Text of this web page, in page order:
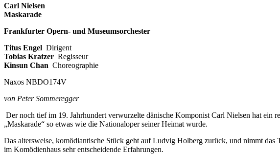
Carl Nielsen
Maskarade
Frankfurter Opern- und Museumsorchester
Titus Engel Dirigent
Tobias Kratzer Regisseur
Kinsun Chan Choreographie
Naxos NBDO174V
von Peter Sommeregger
Der noch tief im 19. Jahrhundert verwurzelte dänische Komponist Carl Nielsen hat ein
„Maskarade“ so etwas wie die Nationaloper seiner Heimat wurde.
Das altersweise, komödiantische Stück geht auf Ludvig Holberg zurück, und nimmt
im Komödienhaus sehr entscheidende Erfahrungen.